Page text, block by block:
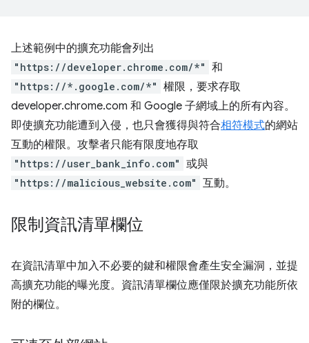
上述範例中的擴充功能會列出
"https://developer.chrome.com/*" 和
"https://*.google.com/*" 權限，要求存取
developer.chrome.com 和 Google 子網域上的所有內容。
即使擴充功能遭到入侵，也只會獲得與符合相符模式的網站
互動的權限。攻擊者只能有限度地存取
"https://user_bank_info.com" 或與
"https://malicious_website.com" 互動。
限制資訊清單欄位
在資訊清單中加入不必要的鍵和權限會產生安全漏洞，並提
高擴充功能的曝光度。資訊清單欄位應僅限於擴充功能所依
附的欄位。